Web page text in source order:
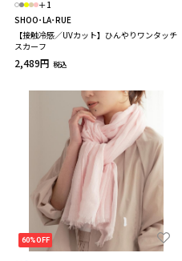
＋1
SHOO･LA･RUE
【接触冷感／UVカット】ひんやりワンタッチ
スカーフ
2,489円 税込
60%OFF